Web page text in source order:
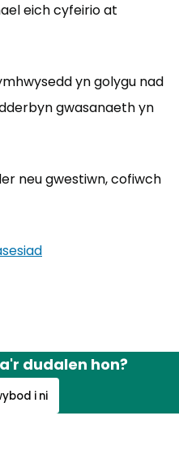
eich cyfeirio at
yn golygu nad
gwasanaeth yn
neu gwestiwn, cofiwch
dudalen hon?
i ni